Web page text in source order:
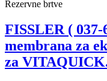
Rezervne brtve
FISSLER ( 037-
membrana za
za